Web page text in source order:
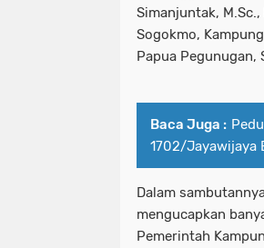
Simanjuntak,
Sogokmo,
Papua
Baca Juga :
1702/Jayawijaya
Dalam
mengucapkan
Pemerintah